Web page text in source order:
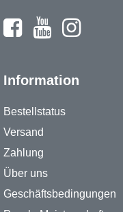
Information
Bestellstatus
Versand
Zahlung
Über uns
Geschäftsbedingungen